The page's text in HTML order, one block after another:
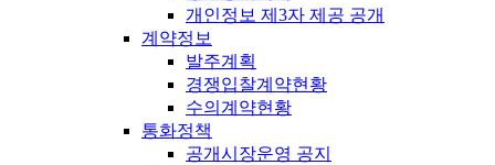
개인정보 제3자 제공 공개
계약정보
발주계획
경쟁입찰계약현황
수의계약현황
통화정책
공개시장운영 공지